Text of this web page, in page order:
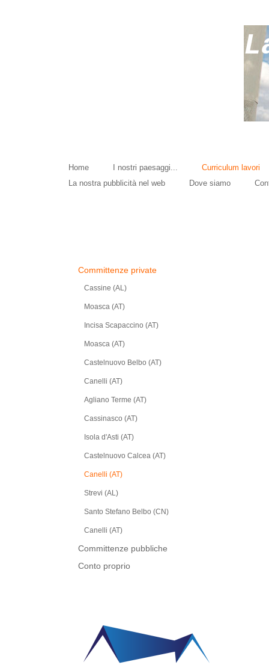
Home I nostri paesaggi...
Curriculum lavori
La nostra pubblicità nel web
Dove siamo
Committenze private
Cassine (AL)
Moasca (AT)
Incisa Scapaccino (AT)
Moasca (AT)
Castelnuovo Belbo (AT)
Canelli (AT)
Agliano Terme (AT)
Cassinasco (AT)
Isola d'Asti (AT)
Castelnuovo Calcea (AT)
Canelli (AT)
Strevi (AL)
Santo Stefano Belbo (CN)
Canelli (AT)
Committenze pubbliche
Conto proprio